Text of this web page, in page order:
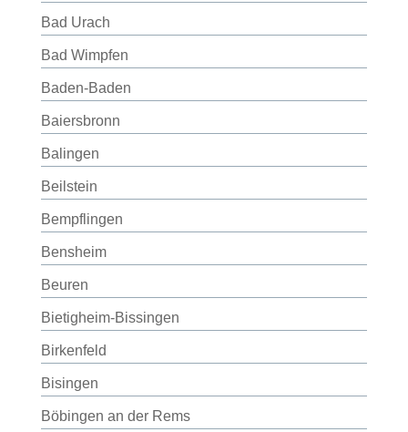
Bad Urach
Bad Wimpfen
Baden-Baden
Baiersbronn
Balingen
Beilstein
Bempflingen
Bensheim
Beuren
Bietigheim-Bissingen
Birkenfeld
Bisingen
Böbingen an der Rems